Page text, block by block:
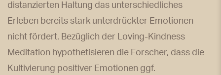
distanzierten Haltung das unterschiedliches
Erleben bereits stark unterdrückter Emotionen
nicht fördert. Bezüglich der Loving-Kindness
Meditation hypothetisieren die Forscher, dass die
Kultivierung positiver Emotionen ggf.